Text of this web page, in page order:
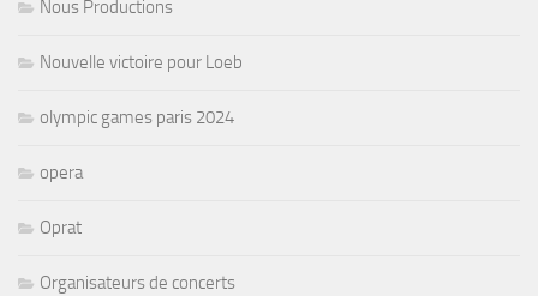
Nous Productions
Nouvelle victoire pour Loeb
olympic games paris 2024
opera
Oprat
Organisateurs de concerts